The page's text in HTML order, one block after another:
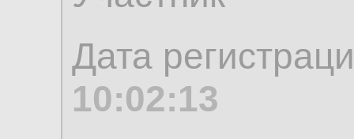
Дата
10:02:13